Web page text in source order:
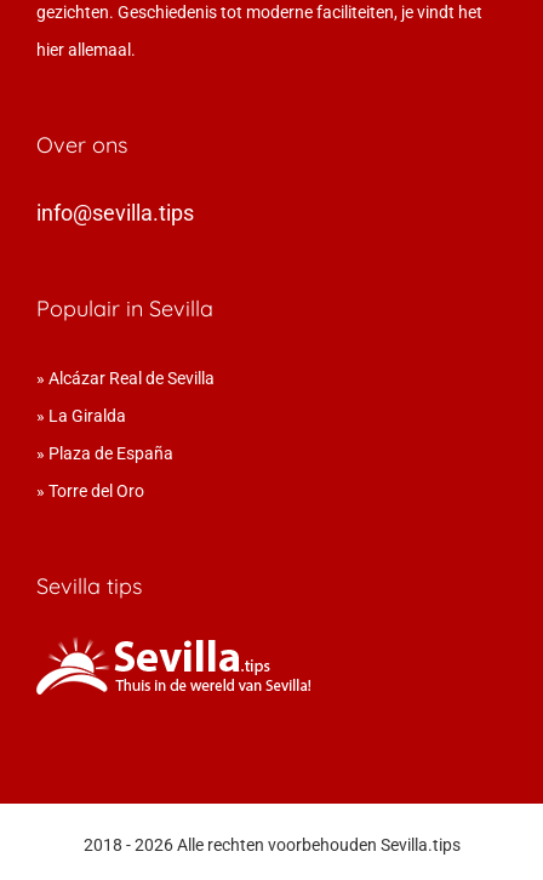
gezichten. Geschiedenis tot moderne faciliteiten, je vindt het
hier allemaal.
Over ons
info@sevilla.tips
Populair in Sevilla
» Alcázar Real de Sevilla
» La Giralda
» Plaza de España
» Torre del Oro
Sevilla tips
2018 - 2026 Alle rechten voorbehouden Sevilla.tips